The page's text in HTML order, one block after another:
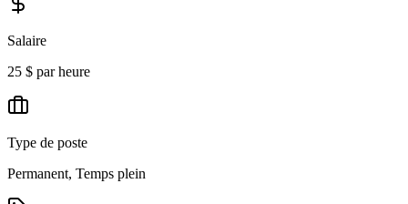
Salaire
25 $ par heure
Type de poste
Permanent, Temps plein